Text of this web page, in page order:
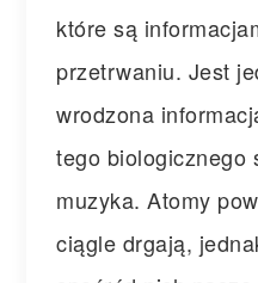
które są
przetrwaniu. Jest
wrodzona
tego
muzyka. Atomy
ciągle drgają,